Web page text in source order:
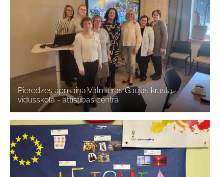
Pieredzes apmaiņa Valmieras Gaujas krasta
vidusskolā - attīstības centrā